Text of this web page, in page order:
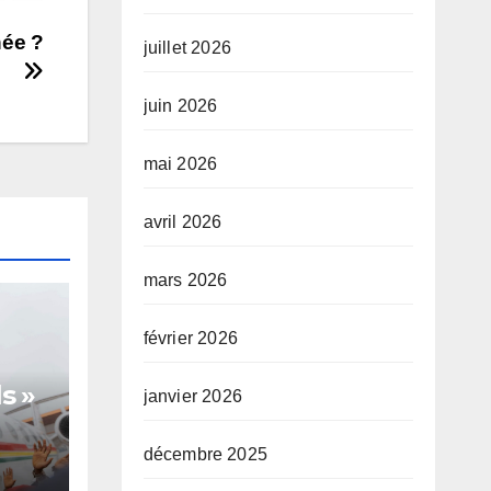
?
»
juillet 2026
juin 2026
mai 2026
avril 2026
mars 2026
février 2026
janvier 2026
décembre 2025